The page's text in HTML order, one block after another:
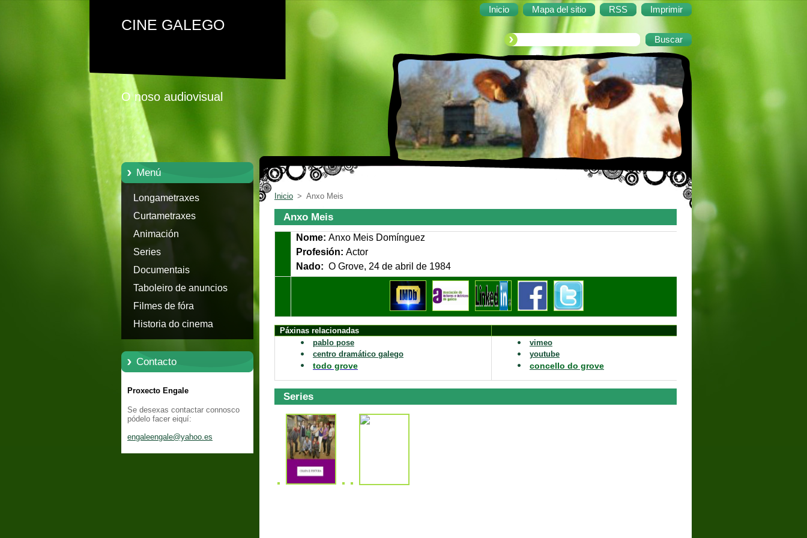
Inicio Mapa del sitio RSS Imprimir
CINE GALEGO
O noso audiovisual
Menú
Longametraxes
Curtametraxes
Animación
Series
Documentais
Taboleiro de anuncios
Filmes de fóra
Historia do cinema
Contacto
Proxecto Engale
Se desexas contactar connosco
pódelo facer eiquí:
engaleengale@yahoo.es
Inicio > Anxo Meis
Anxo Meis
Nome: Anxo Meis Domínguez
Profesión: Actor
Nado: O Grove, 24 de abril de 1984
Páxinas relacionadas
pablo pose
centro dramático galego
todo grove
vimeo
youtube
concello do grove
Series